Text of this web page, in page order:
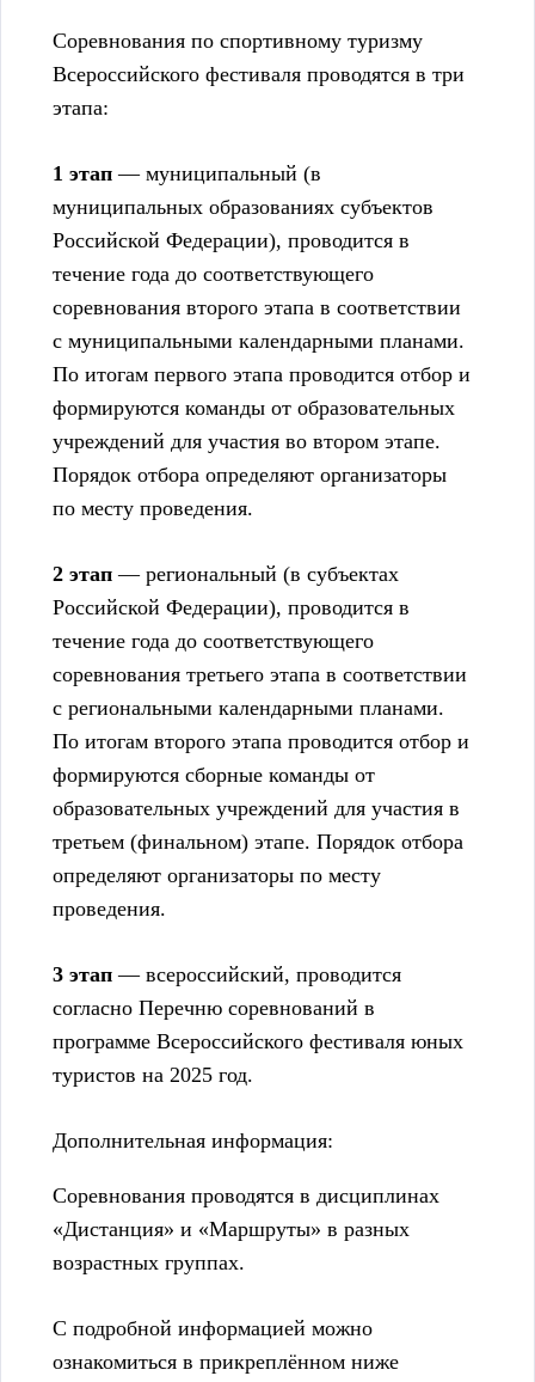
Соревнования по спортивному туризму
Всероссийского фестиваля проводятся в три
этапа:
1 этап — муниципальный (в
муниципальных образованиях субъектов
Российской Федерации), проводится в
течение года до соответствующего
соревнования второго этапа в соответствии
с муниципальными календарными планами.
По итогам первого этапа проводится отбор и
формируются команды от образовательных
учреждений для участия во втором этапе.
Порядок отбора определяют организаторы
по месту проведения.
2 этап — региональный (в субъектах
Российской Федерации), проводится в
течение года до соответствующего
соревнования третьего этапа в соответствии
с региональными календарными планами.
По итогам второго этапа проводится отбор и
формируются сборные команды от
образовательных учреждений для участия в
третьем (финальном) этапе. Порядок отбора
определяют организаторы по месту
проведения.
3 этап — всероссийский, проводится
согласно Перечню соревнований в
программе Всероссийского фестиваля юных
туристов на 2025 год.
Дополнительная информация:
Соревнования проводятся в дисциплинах
«Дистанция» и «Маршруты» в разных
возрастных группах.
С подробной информацией можно
ознакомиться в прикреплённом ниже